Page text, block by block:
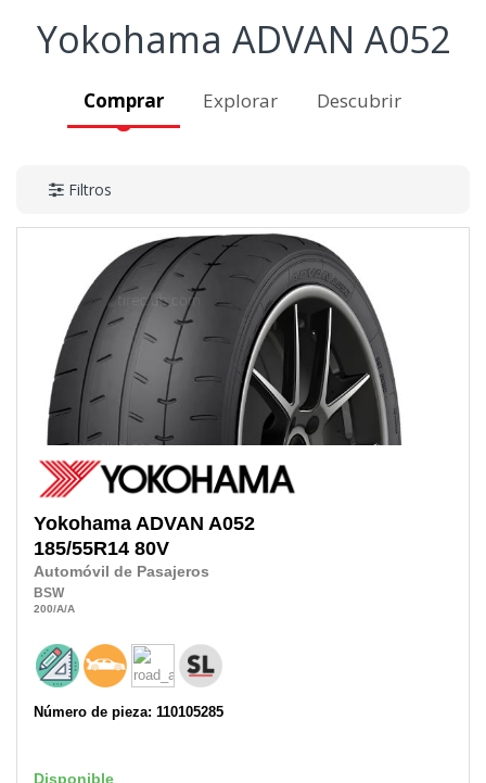
Yokohama ADVAN A052
Comprar Explorar Descubrir
Filtros
Yokohama ADVAN A052
185/55R14 80V
Automóvil de Pasajeros
BSW
200/A/A
Número de pieza: 110105285
Disponible